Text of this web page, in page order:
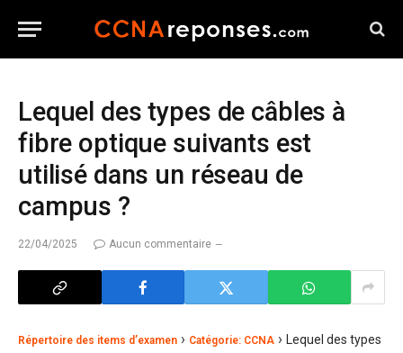
Lequel des types de câbles à
fibre optique suivants est
utilisé dans un réseau de
campus ?
22/04/2025 Aucun commentaire
Répertoire des items d’examen › Catégorie: CCNA › Lequel des types